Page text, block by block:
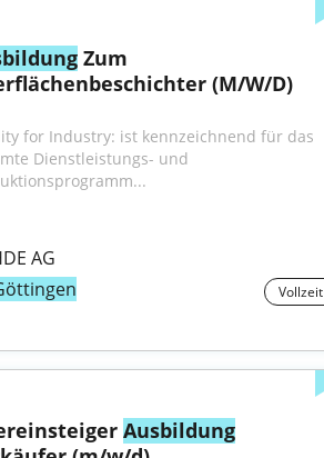
Zum
(M/W/D)
for Industry: ist kennzeichnend für das
Dienstleistungs- und
AG
Vollzeit
Ausbildung